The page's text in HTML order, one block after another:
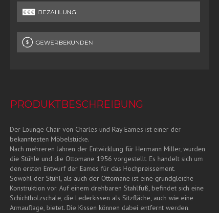
BEZAHLUNG
GEWERBEKUNDEN
PRODUKTBESCHREIBUNG
Der Lounge Chair von Charles und Ray Eames ist einer der
bekanntesten Möbelstücke.
Nach mehreren Jahren der Entwicklung für Hermann Miller, wurden
die Stühle und die Ottomane 1956 vorgestellt. Es handelt sich um
den ersten Entwurf der Eames für das Hochpreissement.
Sowohl der Stuhl, als auch der Ottomane ist eine grundgleiche
Konstruktion vor. Auf einem drehbaren Stahlfuß, befindet sich eine
Schichtholzschale, die Lederkissen als Sitzfläche, auch wie eine
Armauflage, bietet. Die Kissen können dabei entfernt werden.